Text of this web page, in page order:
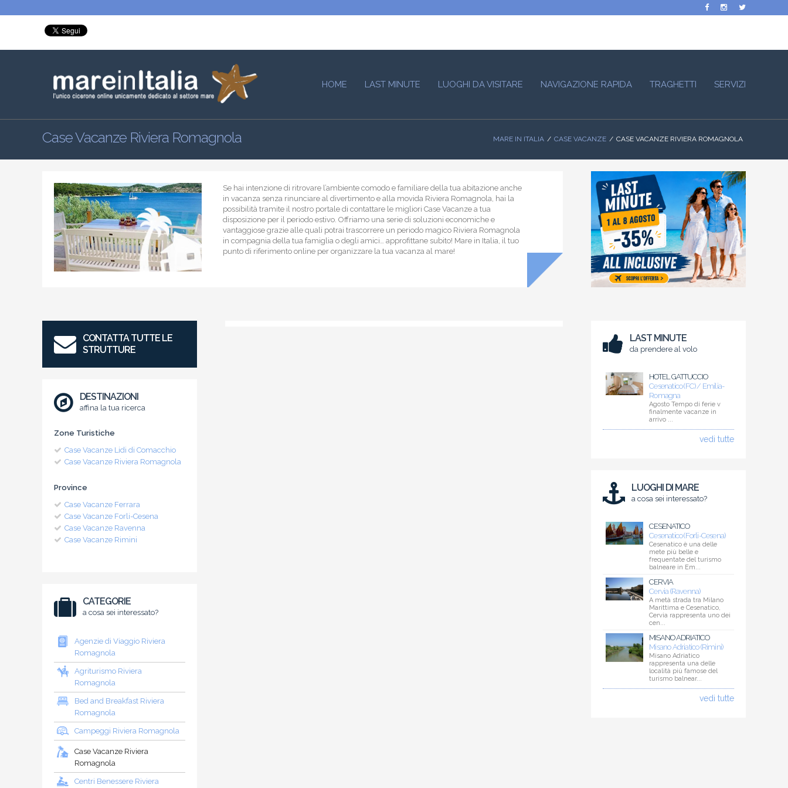
HOME LAST MINUTE LUOGHI DA VISITARE NAVIGAZIONE RAPIDA TRAGHETTI SERVIZI
Case Vacanze Riviera Romagnola MARE IN ITALIA CASE VACANZE CASE VACANZE RIVIERA ROMAGNOLA
Se hai intenzione di ritrovare l’ambiente comodo e familiare della tua abitazione anche
in vacanza senza rinunciare al divertimento e alla movida Riviera Romagnola, hai la
possibilità tramite il nostro portale di contattare le migliori Case Vacanze a tua
disposizione per il periodo estivo. Offriamo una serie di soluzioni economiche e
vantaggiose grazie alle quali potrai trascorrere un periodo magico Riviera Romagnola
in compagnia della tua famiglia o degli amici… approfittane subito! Mare in Italia, il tuo
punto di riferimento online per organizzare la tua vacanza al mare!
CONTATTA TUTTE LE
STRUTTURE
DESTINAZIONI
affina la tua ricerca
Zone Turistiche
Case Vacanze Lidi di Comacchio
Case Vacanze Riviera Romagnola
Province
Case Vacanze Ferrara
Case Vacanze Forli-Cesena
Case Vacanze Ravenna
Case Vacanze Rimini
CATEGORIE
a cosa sei interessato?
Agenzie di Viaggio Riviera
Romagnola
Agriturismo Riviera
Romagnola
Bed and Breakfast Riviera
Romagnola
Campeggi Riviera Romagnola
Case Vacanze Riviera
Romagnola
Centri Benessere Riviera
LAST MINUTE
da prendere al volo
HOTEL GATTUCCIO
Cesenatico (FC) / Emilia-
Romagna
Agosto Tempo di ferie v
finalmente vacanze in
arrivo ...
vedi tutte
LUOGHI DI MARE
a cosa sei interessato?
CESENATICO
Cesenatico (Forli-Cesena)
Cesenatico è una delle
mete più belle e
frequentate del turismo
balneare in Em...
CERVIA
Cervia (Ravenna)
A metà strada tra Milano
Marittima e Cesenatico,
Cervia rappresenta uno dei
cen...
MISANO ADRIATICO
Misano Adriatico (Rimini)
Misano Adriatico
rappresenta una delle
località più famose del
turismo balnear...
vedi tutte